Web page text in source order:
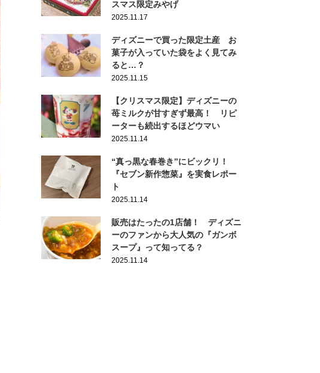
スマス限定みやげ
2025.11.17
ディズニーで買った限定土産 お
菓子が入っていた袋をよく見てみ
ると…？
2025.11.15
【クリスマス限定】ディズニーの
苺ミルクが甘すぎず最高！ リピ
ーターも続出するほどウマい
2025.11.14
“真っ黒な春巻き”にビックリ！
『セブン新作惣菜』を実食レポー
ト
2025.11.14
販売はたったの1店舗！ ディズニ
ーのファンから大人気の『ガンボ
スープ』って知ってる？
2025.11.14